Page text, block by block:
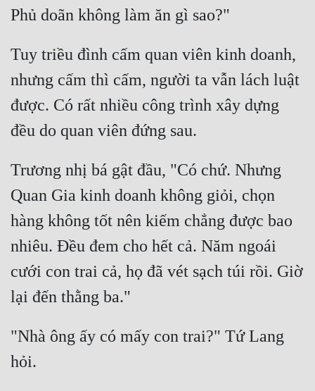
Tuy triều đình cấm quan viên kinh doanh,
nhưng cấm thì cấm, người ta vẫn lách luật
được. Có rất nhiều công trình xây dựng
Trương nhị bá gật đầu, "Có chứ. Nhưng
Quan Gia kinh doanh không giỏi, chọn
hàng không tốt nên kiếm chẳng được bao
nhiêu. Đều đem cho hết cả. Năm ngoái
cưới con trai cả, họ đã vét sạch túi rồi. Giờ
"Nhà ông ấy có mấy con trai?" Tứ Lang